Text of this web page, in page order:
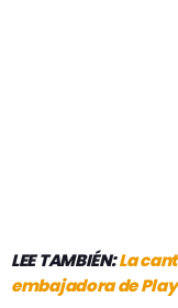
LEE TAMBIÉN:La
embajadora de